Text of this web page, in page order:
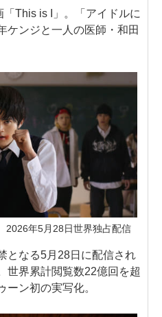
This is I」。「アイドルに
ケンジと一人の医師・和田
2026年5月28日世界独占配信
となる5月28日に配信され
世界累計閲覧数22億回を超
ーン初の実写化。